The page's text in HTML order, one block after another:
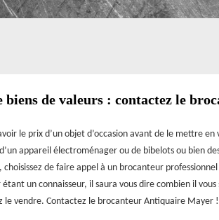
biens de valeurs : contactez le
le prix d’un objet d’occasion avant de le mettre en
d’un appareil électroménager ou de bibelots ou bien
de faire appel à un brocanteur
un connaisseur, il saura vous dire combien il vous
le vendre. Contactez le brocanteur Antiquaire Mayer !